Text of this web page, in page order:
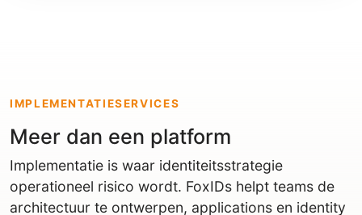
IMPLEMENTATIESERVICES
Meer dan een platform
Implementatie is waar identiteitsstrategie
operationeel risico wordt. FoxIDs helpt teams de
architectuur te ontwerpen, applications en identity